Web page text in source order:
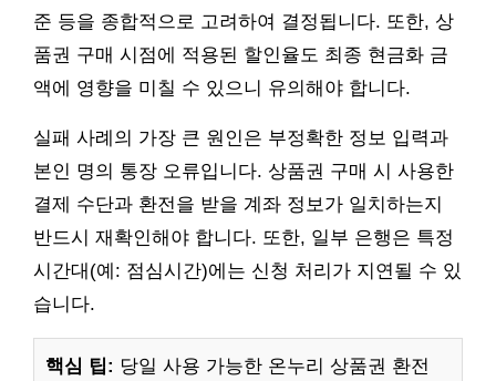
준 등을 종합적으로 고려하여 결정됩니다. 또한, 상
품권 구매 시점에 적용된 할인율도 최종 현금화 금
액에 영향을 미칠 수 있으니 유의해야 합니다.
실패 사례의 가장 큰 원인은 부정확한 정보 입력과
본인 명의 통장 오류입니다. 상품권 구매 시 사용한
결제 수단과 환전을 받을 계좌 정보가 일치하는지
반드시 재확인해야 합니다. 또한, 일부 은행은 특정
시간대(예: 점심시간)에는 신청 처리가 지연될 수 있
습니다.
핵심 팁: 당일 사용 가능한 온누리 상품권 환전